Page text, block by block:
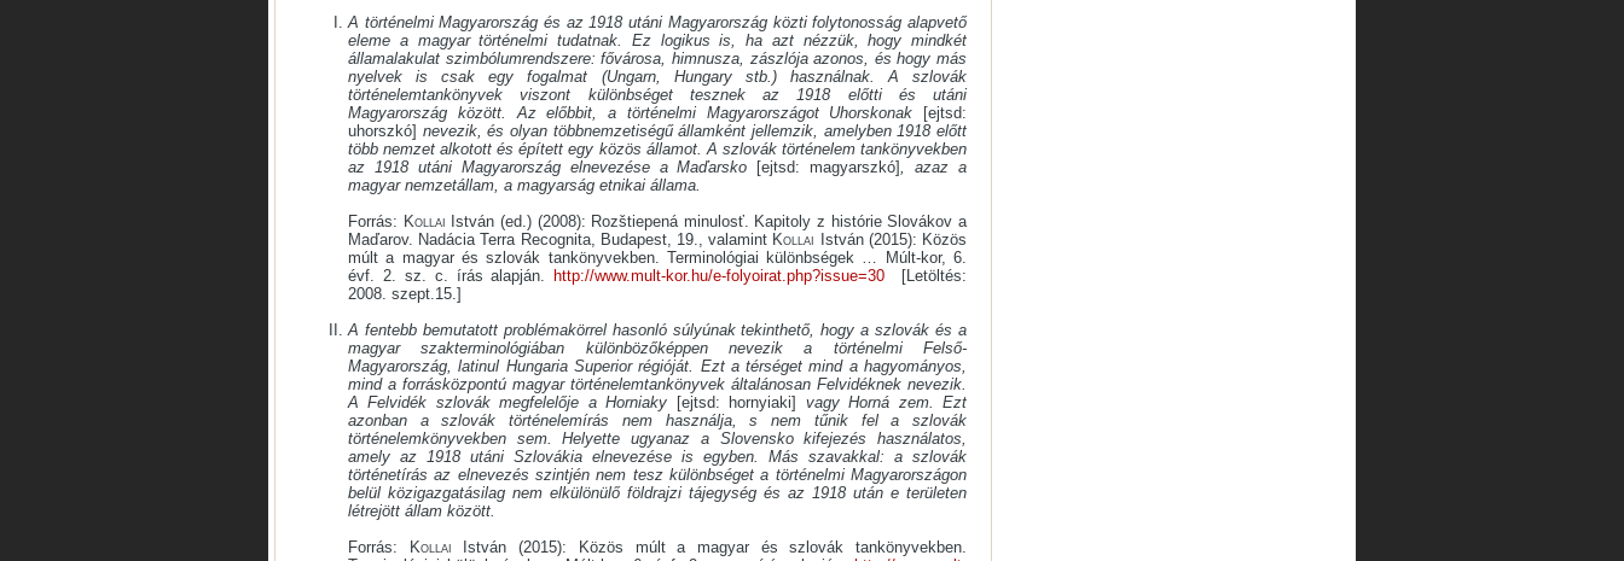
A történelmi Magyarország és az 1918 utáni Magyarország közti folytonosság alapvető
eleme a magyar történelmi tudatnak. Ez logikus is, ha azt nézzük, hogy mindkét
államalakulat szimbólumrendszere: fővárosa, himnusza, zászlója azonos, és hogy más
nyelvek is csak egy fogalmat (Ungarn, Hungary stb.) használnak.A szlovák
történelemtankönyvek viszont különbséget tesznek az 1918 előtti és utáni
Magyarország között. Az előbbit, a történelmi Magyarországot Uhorskonak
[ejtsd:
uhorszkó] nevezik, és olyan többnemzetiségű államként jellemzik, amelyben 1918 előtt
több nemzet alkotott és épített egy közös államot. A szlovák történelem tankönyvekben
az 1918 utáni Magyarország elnevezése a Maďarsko
[ejtsd: magyarszkó], azaz a
magyar nemzetállam, a magyarság etnikai állama.
Forrás: Kollai István (ed.) (2008): Rozštiepená minulosť. Kapitoly z histórie Slovákov a
Maďarov. Nadácia Terra Recognita, Budapest, 19., valamint Kollai István (2015): Közös
múlt a magyar és szlovák tankönyvekben. Terminológiai különbségek … Múlt-kor, 6.
évf. 2. sz. c. írás alapján.
http://www.mult-kor.hu/e-folyoirat.php?issue=30 [Letöltés:
2008. szept.15.]
A fentebb bemutatott problémakörrel hasonló súlyúnak tekinthető, hogy a szlovák és a
magyar szakterminológiában különbözőképpen nevezik a történelmi Felső-
Magyarország, latinul Hungaria Superior régióját. Ezt a térséget mind a hagyományos,
mind a forrásközpontú magyar történelemtankönyvek általánosan Felvidéknek nevezik.
A Felvidék szlovák megfelelője a Horniaky
[ejtsd: hornyiaki]
vagy Horná zem. Ezt
azonban a szlovák történelemírás nem használja, s nem tűnik fel a szlovák
történelemkönyvekben sem. Helyette ugyanaz a Slovensko kifejezés használatos,
amely az 1918 utáni Szlovákia elnevezése is egyben. Más szavakkal: a szlovák
történetírás az elnevezés szintjén nem tesz különbséget a történelmi Magyarországon
belül közigazgatásilag nem elkülönülő földrajzi tájegység és az 1918 után e területen
létrejött állam között.
Forrás:
Kollai István (2015): Közös múlt a magyar és szlovák tankönyvekben.